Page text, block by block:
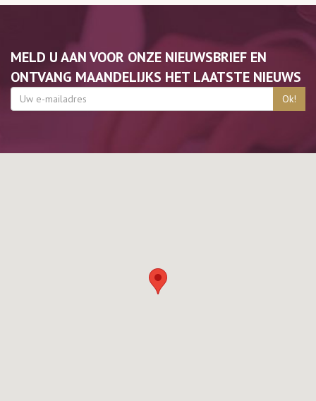
MELD U AAN VOOR ONZE NIEUWSBRIEF EN
ONTVANG MAANDELIJKS HET LAATSTE NIEUWS
Ok!